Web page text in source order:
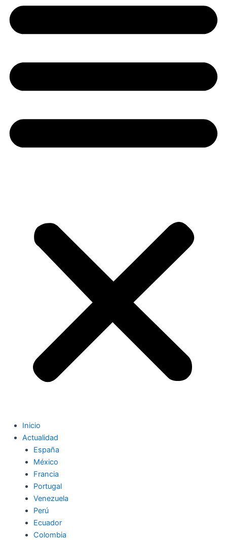
Inicio
Actualidad
España
México
Francia
Portugal
Venezuela
Perú
Ecuador
Colombia